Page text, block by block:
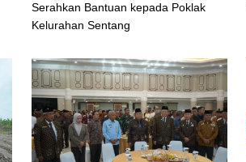
Serahkan Bantuan kepada Poklak
Kelurahan Sentang